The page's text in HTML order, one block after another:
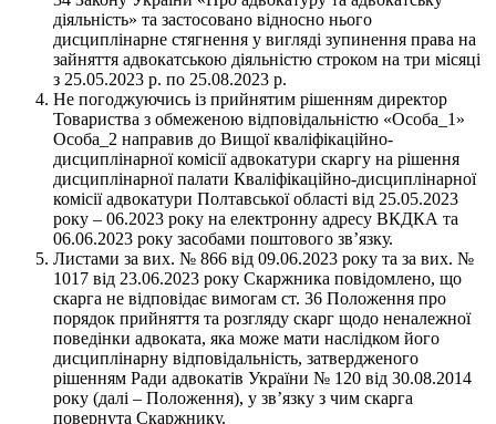
діяльність» та застосовано відносно нього
дисциплінарне стягнення у вигляді зупинення права на
зайняття адвокатською діяльністю строком на три місяці
з 25.05.2023 р. по 25.08.2023 р.
Не погоджуючись із прийнятим рішенням директор
Товариства з обмеженою відповідальністю «Особа_1»
Особа_2 направив до Вищої кваліфікаційно-
дисциплінарної комісії адвокатури скаргу на рішення
дисциплінарної палати Кваліфікаційно-дисциплінарної
комісії адвокатури Полтавської області від 25.05.2023
року – 06.2023 року на електронну адресу ВКДКА та
06.06.2023 року засобами поштового зв’язку.
Листами за вих. № 866 від 09.06.2023 року та за вих. №
1017 від 23.06.2023 року Скаржника повідомлено, що
скарга не відповідає вимогам ст. 36 Положення про
порядок прийняття та розгляду скарг щодо неналежної
поведінки адвоката, яка може мати наслідком його
дисциплінарну відповідальність, затвердженого
рішенням Ради адвокатів України № 120 від 30.08.2014
року (далі – Положення), у зв’язку з чим скарга
повернута Скаржнику.